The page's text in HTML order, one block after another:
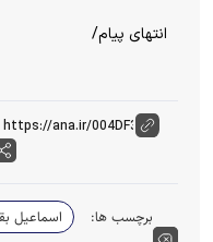
انتهای پیام/
برچسب ها: اسماعیل